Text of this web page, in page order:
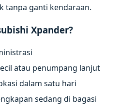
tanpa ganti kendaraan.
Xpander?
atau penumpang lanjut
dalam satu hari
sedang di bagasi